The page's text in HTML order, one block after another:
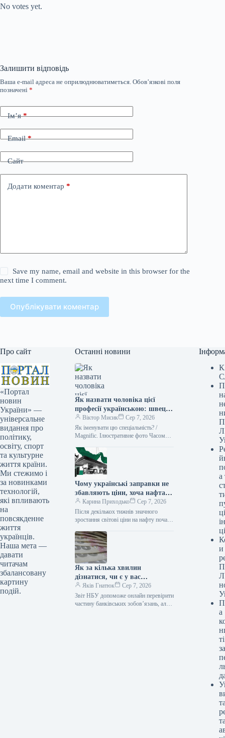
No votes yet.
Залишити відповідь
Ваша e-mail адреса не оприлюднюватиметься. Обов’язкові поля
позначені *
Ім’я*
Email*
Сайт
Додати коментар *
Save my name, email and website in this browser for the
next time I comment.
Опублікувати коментар
Про сайт
«Портал
новин
України» —
універсальне
видання про
політику,
освіту, спорт
та культурне
життя країни.
Ми стежимо і
за новинками
технологій,
які впливають
на
повсякденне
життя
українців.
Наша мета —
давати
читачам
збалансовану
картину
подій.
Останні новини
Як назвати чоловіка цієї
професії українською: швець,
швак, швачка чи швач
Віктор Мисик
Сер 7, 2026
Як іменувати цю спеціальність? /
Magnific. Ілюстративне фото Часом
шиттям, – це просто “швачки”.
Однак…
Чому українські заправки не
збавляють ціни, хоча нафта
подешевшала
Карина Приходько
Сер 7, 2026
Після декількох тижнів значного
зростання світові ціни на нафту почали
сигналів стосовно Ірану та Ормузької
протоки.…
Як за кілька хвилин
дізнатися, чи є у вас
банківська позика: легкий
посібник
Яків Гнатюк
Сер 7, 2026
Звіт НБУ допоможе онлайн перевірити
частину банківських зобов’язань, але
Л
а
ці
и
а